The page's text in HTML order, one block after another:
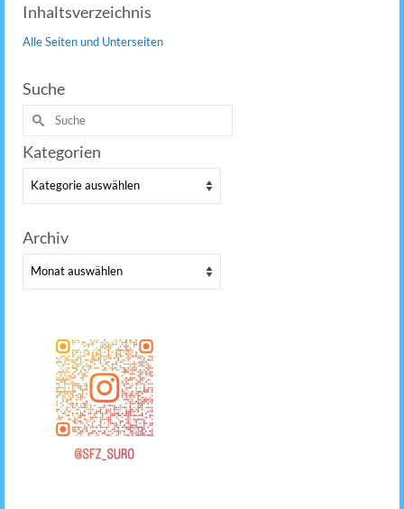
Inhaltsverzeichnis
Alle Seiten und Unterseiten
Suche
Suche
nach:
Kategorien
Kategorien
Archiv
Archiv